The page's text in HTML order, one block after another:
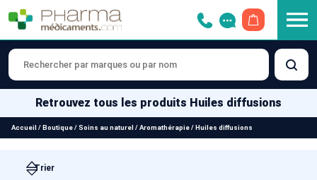
Retrouvez tous les produits Huiles diffusions
Accueil / Boutique/Soins au naturel /Aromathérapie/ Huiles diffusions